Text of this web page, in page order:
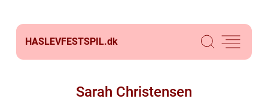
HASLEVFESTSPIL.dk
Sarah Christensen